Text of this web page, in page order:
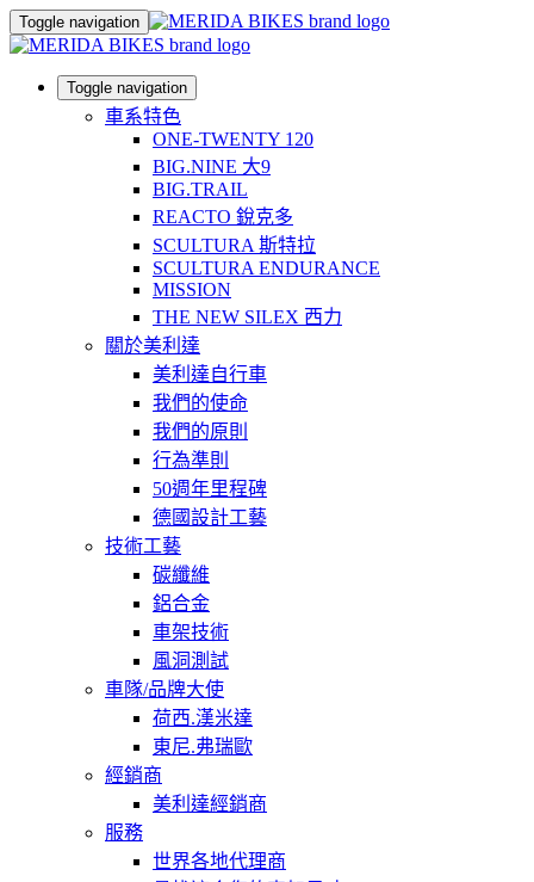
Toggle navigation
Toggle navigation
車系特色
ONE-TWENTY 120
BIG.NINE 大9
BIG.TRAIL
REACTO 銳克多
SCULTURA 斯特拉
SCULTURA ENDURANCE
MISSION
THE NEW SILEX 西力
關於美利達
美利達自行車
我們的使命
我們的原則
行為準則
50週年里程碑
德國設計工藝
技術工藝
碳纖維
鋁合金
車架技術
風洞測試
車隊/品牌大使
荷西.漢米達
東尼.弗瑞歐
經銷商
美利達經銷商
服務
世界各地代理商